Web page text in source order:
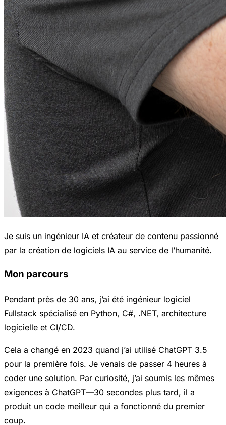
Je suis un ingénieur IA et créateur de contenu passionné
par la création de logiciels IA au service de l’humanité.
Mon parcours
Pendant près de 30 ans, j’ai été ingénieur logiciel
Fullstack spécialisé en Python, C#, .NET, architecture
logicielle et CI/CD.
Cela a changé en 2023 quand j’ai utilisé ChatGPT 3.5
pour la première fois. Je venais de passer 4 heures à
coder une solution. Par curiosité, j’ai soumis les mêmes
exigences à ChatGPT—30 secondes plus tard, il a
produit un code meilleur qui a fonctionné du premier
coup.